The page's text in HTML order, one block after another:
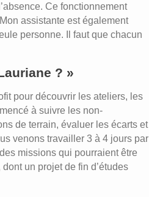
Ce fonctionnement
assistante est également
personne. Il faut que chacun
? »
pour découvrir les ateliers, les
à suivre les non-
de terrain, évaluer les écarts et
venons travailler 3 à 4 jours par
missions qui pourraient être
un projet de fin d’études